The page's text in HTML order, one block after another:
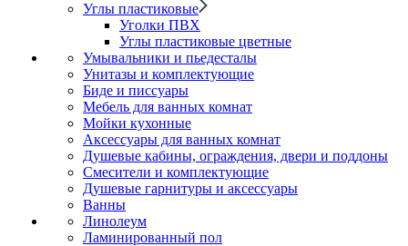
Углы пластиковые
Уголки ПВХ
Углы пластиковые цветные
Умывальники и пьедесталы
Унитазы и комплектующие
Биде и писсуары
Мебель для ванных комнат
Мойки кухонные
Аксессуары для ванных комнат
Душевые кабины, ограждения, двери и поддоны
Смесители и комплектующие
Душевые гарнитуры и аксессуары
Ванны
Линолеум
Ламинированный пол